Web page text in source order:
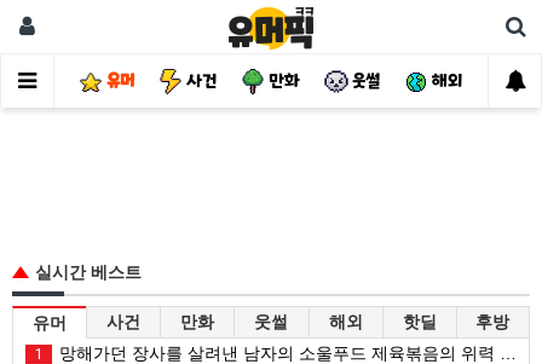
유머 사건 만화 웃썰 해외 핫
실시간 베스트
유머 사건 만화 웃썰 해외 핫딜 후방
1 망해가던 장사를 살려낸 남자의 소울푸드 제육볶음의 위력 ㅋㅋ